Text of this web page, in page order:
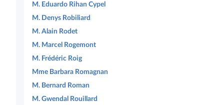
M. Eduardo Rihan Cypel
M. Denys Robiliard
M. Alain Rodet
M. Marcel Rogemont
M. Frédéric Roig
Mme Barbara Romagnan
M. Bernard Roman
M. Gwendal Rouillard